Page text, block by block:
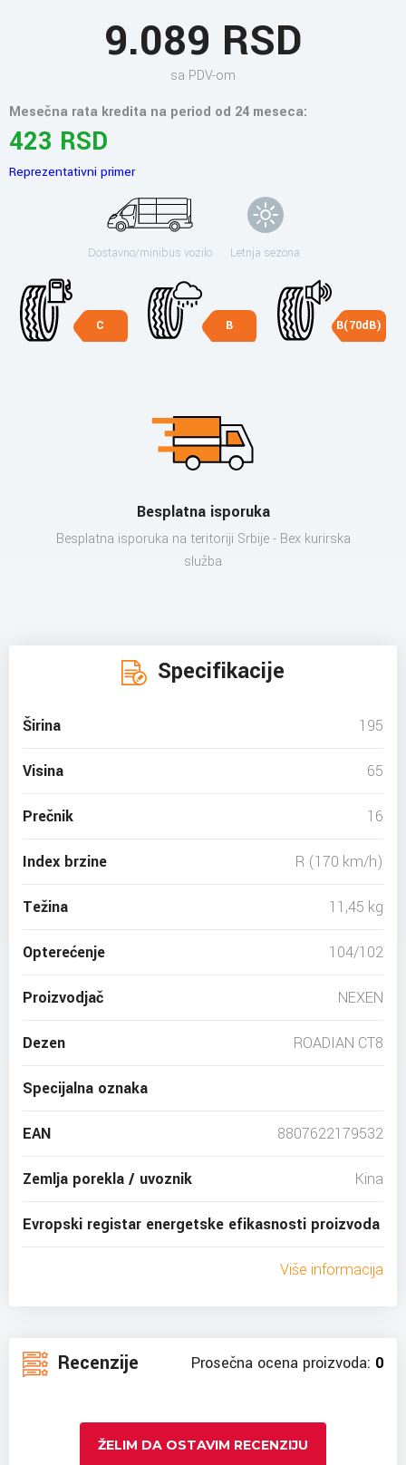
9.089 RSD
sa PDV-om
Mesečna rata kredita na period od 24 meseca:
423 RSD
Reprezentativni primer
Dostavno/minibus vozilo Letnja sezona
C B B(70dB)
Besplatna isporuka
Besplatna isporuka na teritoriji Srbije - Bex kurirska
služba
Specifikacije
Širina 195
Visina 65
Prečnik 16
Index brzine R (170 km/h)
Težina 11,45 kg
Opterećenje 104/102
Proizvodjač NEXEN
Dezen ROADIAN CT8
Specijalna oznaka
EAN 8807622179532
Zemlja porekla / uvoznik Kina
Evropski registar energetske efikasnosti proizvoda
Više informacija
Recenzije Prosečna ocena proizvoda: 0
ŽELIM DA OSTAVIM RECENZIJU